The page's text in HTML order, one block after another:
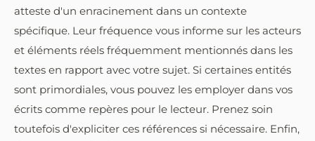
atteste d'un enracinement dans un contexte
spécifique. Leur fréquence vous informe sur les acteurs
et éléments réels fréquemment mentionnés dans les
textes en rapport avec votre sujet. Si certaines entités
sont primordiales, vous pouvez les employer dans vos
écrits comme repères pour le lecteur. Prenez soin
toutefois d'expliciter ces références si nécessaire. Enfin,